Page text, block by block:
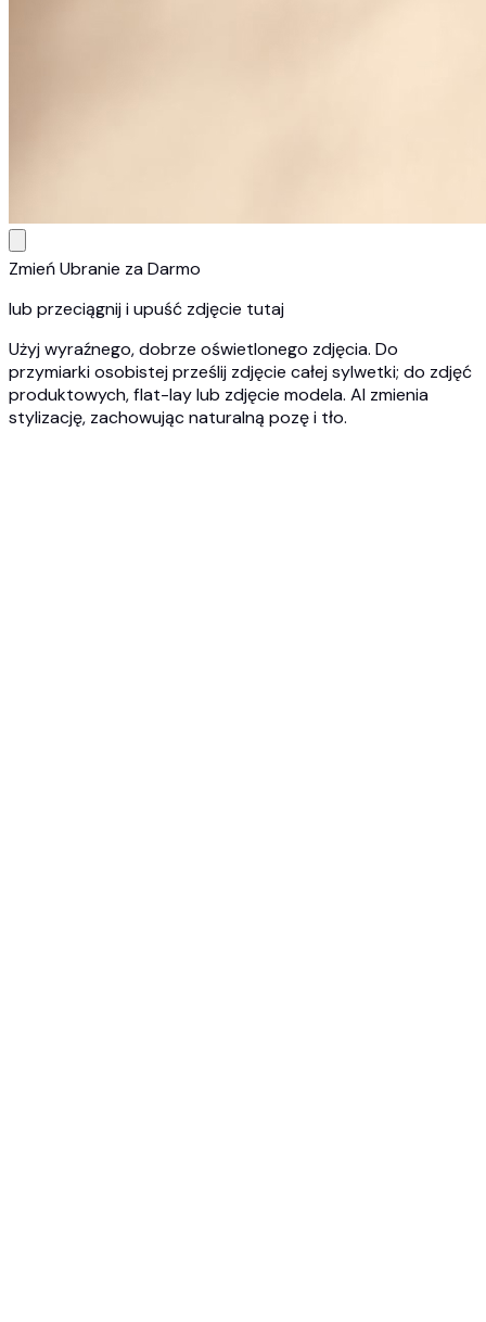
Zmień Ubranie za Darmo
lub przeciągnij i upuść zdjęcie tutaj
Użyj wyraźnego, dobrze oświetlonego zdjęcia. Do
przymiarki osobistej prześlij zdjęcie całej sylwetki; do zdjęć
produktowych, flat-lay lub zdjęcie modela. AI zmienia
stylizację, zachowując naturalną pozę i tło.